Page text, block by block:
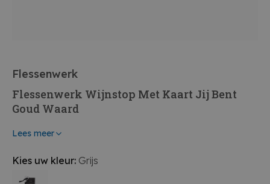
Flessenwerk
Flessenwerk Wijnstop Met Kaart Jij Bent
Goud Waard
Lees meer
Kies uw kleur: Grijs